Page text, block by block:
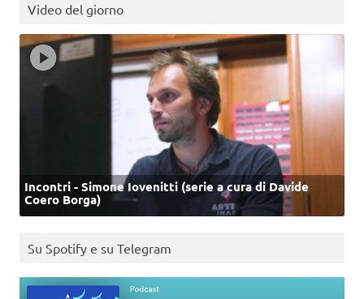
Video del giorno
Incontri - Simone Iovenitti (serie a cura di Davide
Coero Borga)
Su Spotify e su Telegram